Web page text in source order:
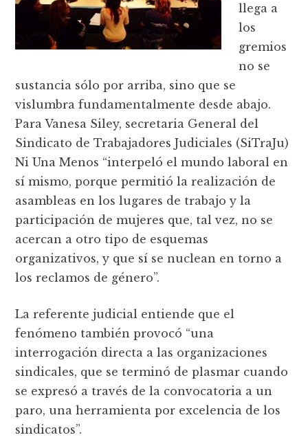
llega a
los
gremios
no se
sustancia sólo por arriba, sino que se
vislumbra fundamentalmente desde abajo.
Para Vanesa Siley, secretaria General del
Sindicato de Trabajadores Judiciales (SiTraJu)
Ni Una Menos “interpeló el mundo laboral en
sí mismo, porque permitió la realización de
asambleas en los lugares de trabajo y la
participación de mujeres que, tal vez, no se
acercan a otro tipo de esquemas
organizativos, y que sí se nuclean en torno a
los reclamos de género”.
La referente judicial entiende que el
fenómeno también provocó “una
interrogación directa a las organizaciones
sindicales, que se terminó de plasmar cuando
se expresó a través de la convocatoria a un
paro, una herramienta por excelencia de los
sindicatos”.